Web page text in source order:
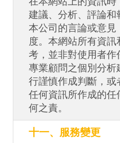
建議、分析、評論
本公司的言論或意
度。本網站所有資
考，並非對使用者
專業顧問之個別分
行謹慎作成判斷，
任何資訊所作成的
何之責。
十一、服務變更